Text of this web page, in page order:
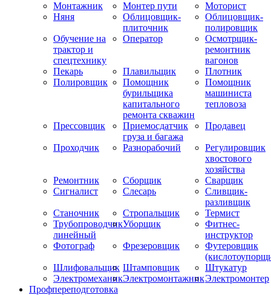
Монтажник Монтер пути
Моторист
Няня
Облицовщик-
плиточник
Облицовщик-
полировщик
Обучение на
трактор и
спецтехнику
Оператор
Осмотрщик-
ремонтник
вагонов
Пекарь
Плавильщик
Плотник
Полировщик
Помощник
бурильщика
капитального
ремонта скважин
Помощник
машиниста
тепловоза
Прессовщик
Приемосдатчик
груза и багажа
Продавец
Проходчик Разнорабочий
Регулировщик
хвостового
хозяйства
Ремонтник
Сборщик
Сварщик
Сигналист
Слесарь
Сливщик-
разливщик
Станочник
Стропальщик
Термист
Трубопроводчик
линейный
Уборщик
Фитнес-
инструктор
Фотограф
Фрезеровщик
Футеровщик
Шлифовальщик Штамповщик
Штукатур
ЭлектромеханикЭлектромонтажникЭлектромонтер
Профпереподготовка